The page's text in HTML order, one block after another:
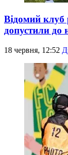
Відомий клуб
допустили до
18 червня, 12:52